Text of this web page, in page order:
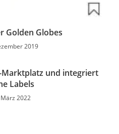
Golden Globes
2019
und integriert
Labels
2022